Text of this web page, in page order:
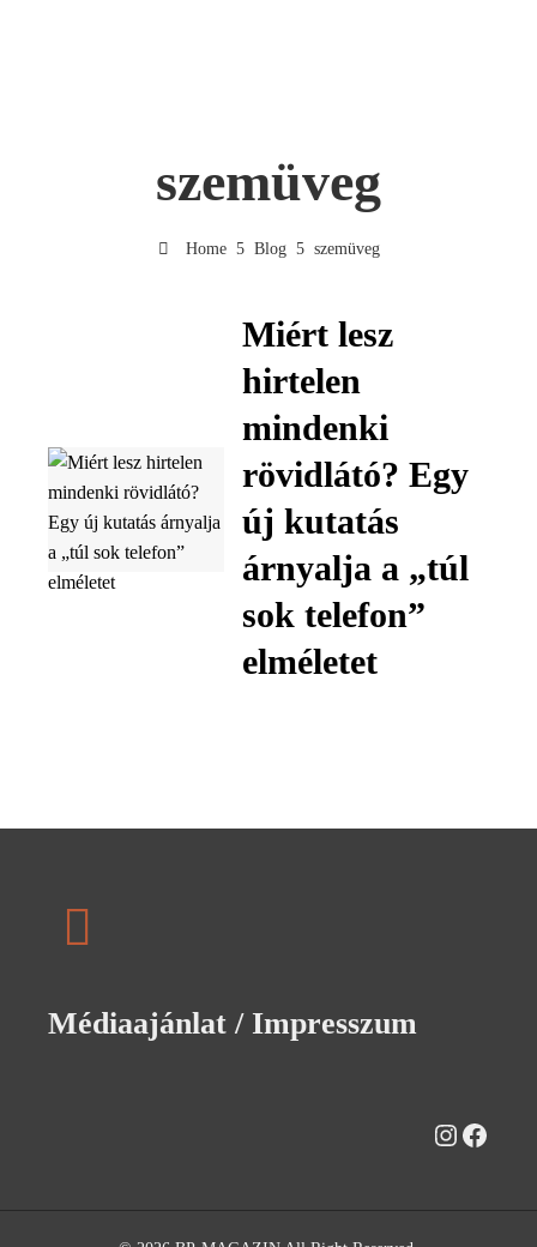
szemüveg
Home Blog szemüveg
Miért lesz
hirtelen
mindenki
rövidlátó? Egy
új kutatás
árnyalja a „túl
sok telefon”
elméletet
Médiaajánlat / Impresszum